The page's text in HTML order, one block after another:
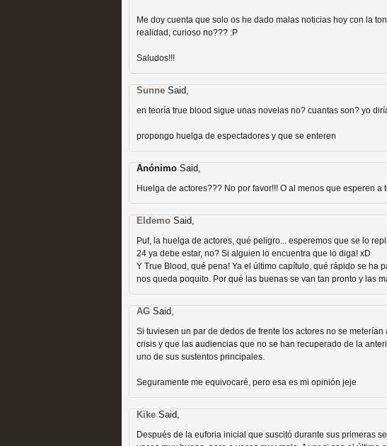
Las series de 10 temporadas
extinción
MOLTISANTI
Recomendación de la semana
Expediente X: Guía para
MOLTISANTI
Recomendación de la semana
Me doy cuenta que solo os he dado malas noticias hoy con la
realidad, curioso no??? :P
Saludos!!!
Sunne Said,
en teoría true blood sigue unas novelas no? cuantas son? yo
propongo huelga de espectadores y que se enteren
Anónimo Said,
Huelga de actores??? No por favor!!! O al menos que esperen
Eldemo Said,
Puf, la huelga de actores, qué peligro... esperemos que se lo
24 ya debe estar, no? Si alguien lo encuentra que lo diga! xD
Y True Blood, qué pena! Ya el último capítulo, qué rápido se ha
nos queda poquito. Por qué las buenas se van tan pronto y las
AG Said,
Si tuviesen un par de dedos de frente los actores no se
crisis y que las audiencias que no se han recuperado de la
uno de sus sustentos principales.
Seguramente me equivocaré, pero esa es mi opinión jeje
Kike Said,
Después de la euforia inicial que suscitó durante sus primeras